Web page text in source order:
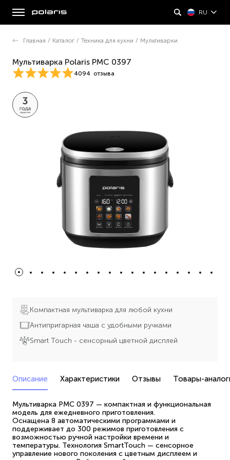
RU
Главная / Каталог / Техника для кухни / Мультиварки
Мультиварка Polaris PMC 0397
4094 отзыва
Компактная мультиварка для любой кухни
Антипригарная чаша с удобными ручками
Smart Touch - сенсорный цветной дисплей
Описание Характеристики Отзывы Товары-
Мультиварка PMC 0397 — компактная и функциональная
модель для ежедневного приготовления.
Оснащена 8 автоматическими программами и
поддерживает до 300 режимов приготовления с
возможностью ручной настройки времени и
температуры. Технология SmartTouch — сенсорное
управление нового поколения с цветным дисплеем и